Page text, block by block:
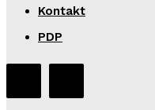
Kontakt
PDP